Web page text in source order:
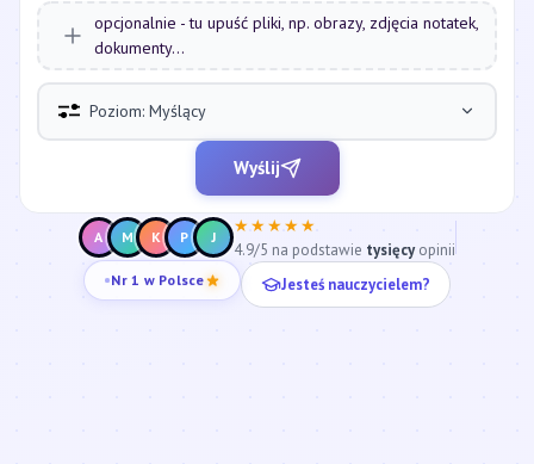
opcjonalnie - tu upuść pliki, np. obrazy, zdjęcia notatek,
dokumenty...
Poziom: Myślący
Wyślij
A M K P J
★★★★★
4.9/5 na podstawie tysięcyopinii
Nr 1 w Polsce Jesteś nauczycielem?